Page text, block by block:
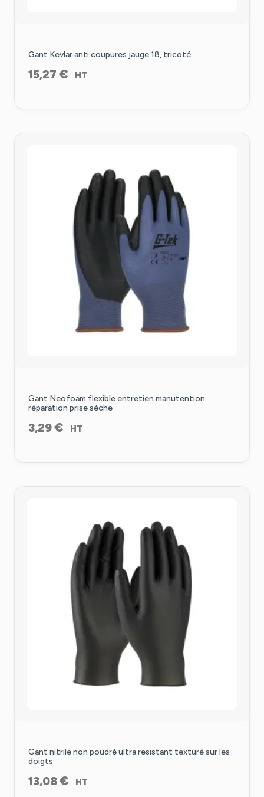
Gant Kevlar anti coupures jauge 18, tricoté
15,27 € HT
Gant Neofoam flexible entretien manutention
réparation prise sèche
3,29€ HT
Gant nitrile non poudré ultra resistant texturé sur les
doigts
13,08€ HT